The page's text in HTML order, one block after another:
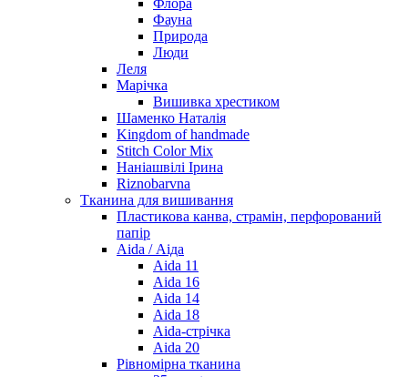
Фауна
Природа
Люди
Леля
Марічка
Вишивка хрестиком
Шаменко Наталія
Kingdom of handmade
Stitch Color Mix
Наніашвілі Ірина
Riznobarvna
Тканина для вишивання
Пластикова канва, страмін, перфорований
папір
Aida / Аіда
Aida 11
Aida 16
Aida 14
Aida 18
Aida-стрічка
Aida 20
Рівномірна тканина